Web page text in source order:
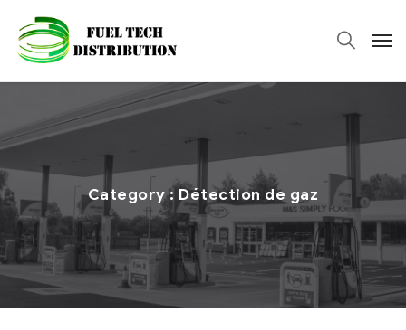
Category : Détection de gaz